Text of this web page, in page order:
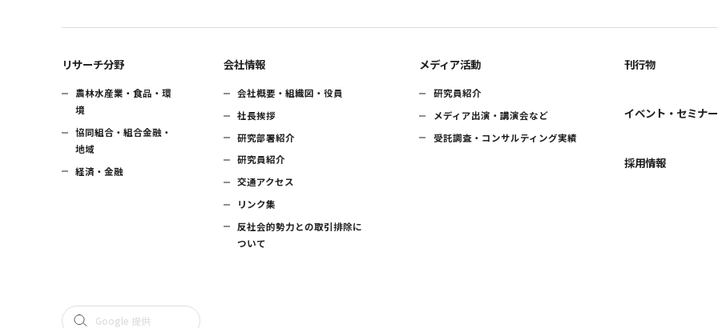
リサーチ分野
農林水産業・食品・環
境
協同組合・組合金融・
地域
経済・金融
会社情報
会社概要・組織図・役員
社長挨拶
研究部署紹介
研究員紹介
交通アクセス
リンク集
反社会的勢力との取引排除に
ついて
メディア活動
研究員紹介
メディア出演・講演会など
受託調査・コンサルティング実績
刊行物
イベント・セミナー
採用情報